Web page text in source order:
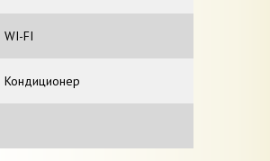
WI-FI
Кондиционер